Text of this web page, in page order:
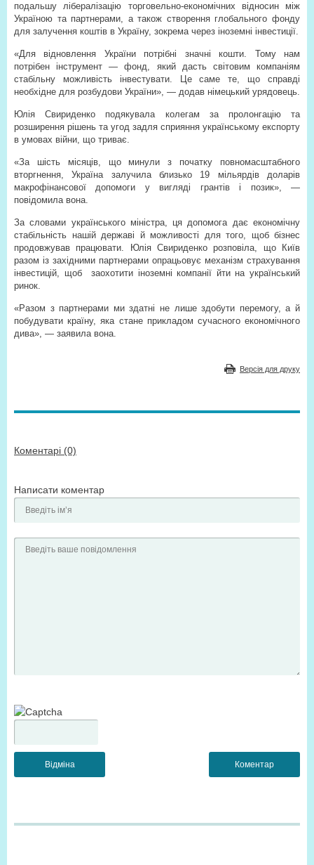
подальшу лібералізацію торговельно-економічних відносин між
Україною та партнерами, а також створення глобального фонду
для залучення коштів в Україну, зокрема через іноземні інвестиції.
«Для відновлення України потрібні значні кошти. Тому нам
потрібен інструмент — фонд, який дасть світовим компаніям
стабільну можливість інвестувати. Це саме те, що справді
необхідне для розбудови України», — додав німецький урядовець.
Юлія Свириденко подякувала колегам за пролонгацію та
розширення рішень та угод задля сприяння українському експорту
в умовах війни, що триває.
«За шість місяців, що минули з початку повномасштабного
вторгнення, Україна залучила близько 19 мільярдів доларів
макрофінансової допомоги у вигляді грантів і позик», —
повідомила вона.
За словами українського міністра, ця допомога дає економічну
стабільність нашій державі й можливості для того, щоб бізнес
продовжував працювати. Юлія Свириденко розповіла, що Київ
разом із західними партнерами опрацьовує механізм страхування
інвестицій, щоб
заохотити іноземні компанії йти на український
ринок.
«Разом з партнерами ми здатні не лише здобути перемогу, а й
побудувати країну, яка стане прикладом сучасного економічного
дива», — заявила вона.
Версія для друку
Коментарі (0)
Написати коментар